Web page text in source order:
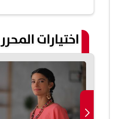
اختيارات المحرر